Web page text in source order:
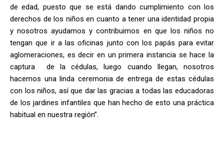
de edad, puesto que se está dando cumplimiento con los
derechos de los niños en cuanto a tener una identidad propia
y nosotros ayudamos y contribuimos en que los niños no
tengan que ir a las oficinas junto con los papás para evitar
aglomeraciones, es decir en un primera instancia se hace la
captura de la cédulas, luego cuando llegan, nosotros
hacemos una linda ceremonia de entrega de estas cédulas
con los niños, así que dar las gracias a todas las educadoras
de los jardines infantiles que han hecho de esto una práctica
habitual en nuestra región”.